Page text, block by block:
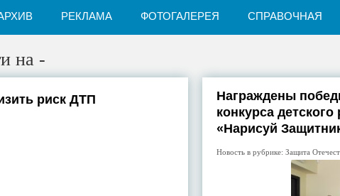
РЕКЛАМА ФОТОГАЛЕРЕЯ СПРАВОЧНАЯ
на -
риск ДТП
Награждены
конкурса детского
«Нарисуй
Новость в рубрике: Защита